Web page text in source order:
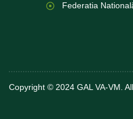
Federatia
Copyright © 2024 GAL VA-VM.